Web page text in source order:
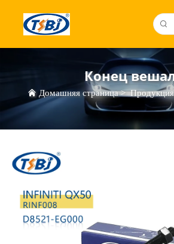
Конец
Домашняя страница>Продукция